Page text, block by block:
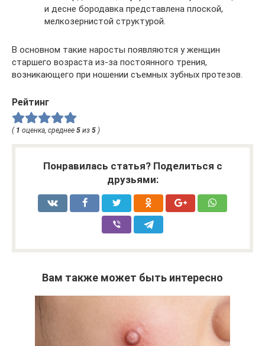
и десне бородавка представлена плоской,
мелкозернистой структурой.
В основном такие наросты появляются у женщин
старшего возраста из-за постоянного трения,
возникающего при ношении съемных зубных протезов.
Рейтинг
( 1 оценка, среднее 5 из 5 )
Понравилась статья? Поделиться с
друзьями:
Вам также может быть интересно